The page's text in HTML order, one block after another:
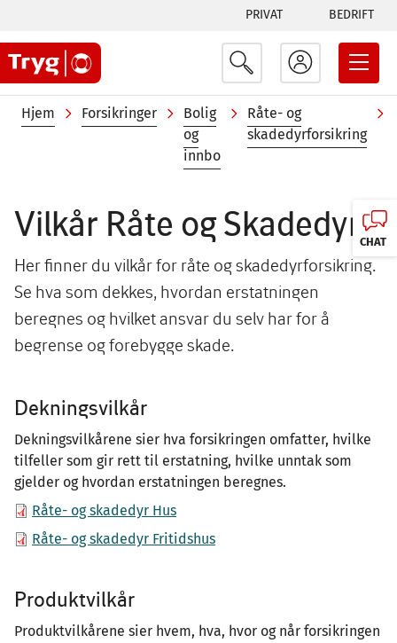
hovedinnhold
Tabs
menu
PRIVAT BEDRIFT
Navigasjonssti
Hjem Forsikringer
Bolig
og
innbo
Råte- og
skadedyrforsikring
Vilkår Råte og Skadedyr
Her finner du vilkår for råte og skadedyrforsikring.
Se hva som dekkes, hvordan erstatningen
beregnes og hvilket ansvar du selv har for å
begrense og forebygge skade.
Dekningsvilkår
Dekningsvilkårene sier hva forsikringen omfatter, hvilke
tilfeller som gir rett til erstatning, hvilke unntak som
gjelder og hvordan erstatningen beregnes.
Råte- og skadedyr Hus
Råte- og skadedyr Fritidshus
Produktvilkår
Produktvilkårene sier hvem, hva, hvor og når forsikringen
CHAT